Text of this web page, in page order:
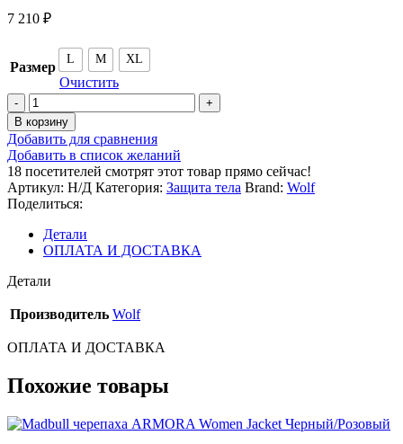
7 210 ₽
Размер L M XL
Очистить
Количество
товара
Моточерепаха
Wolf
AR08
(белая)
В корзину
Добавить для сравнения
Добавить в список желаний
18 посетителей смотрят этот товар прямо сейчас!
Артикул: Н/Д Категория: Защита тела Brand: Wolf
Поделиться:
Детали
ОПЛАТА И ДОСТАВКА
Детали
Производитель Wolf
ОПЛАТА И ДОСТАВКА
Похожие товары